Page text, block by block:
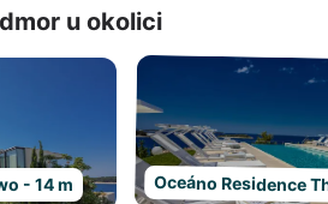
u okolici
- 14 m Oceáno Residence